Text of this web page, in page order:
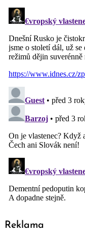
Reklama